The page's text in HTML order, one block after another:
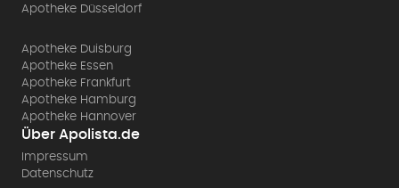
Apotheke Düsseldorf
Apotheke Duisburg
Apotheke Essen
Apotheke Frankfurt
Apotheke Hamburg
Apotheke Hannover
Über Apolista.de
Impressum
Datenschutz